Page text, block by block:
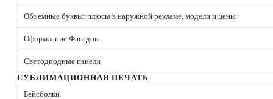
Объемные буквы: плюсы в наружной рекламе, модели и цены
Оформление Фасадов
Светодиодные панели
СУБЛИМАЦИОННАЯ ПЕЧАТЬ
Бейсболки